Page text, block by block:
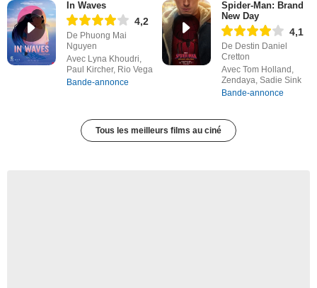
In Waves
4,2
De Phuong Mai
Nguyen
Avec Lyna Khoudri,
Paul Kircher, Rio Vega
Bande-annonce
Spider-Man: Brand
New Day
4,1
De Destin Daniel
Cretton
Avec Tom Holland,
Zendaya, Sadie Sink
Bande-annonce
Tous les meilleurs films au ciné